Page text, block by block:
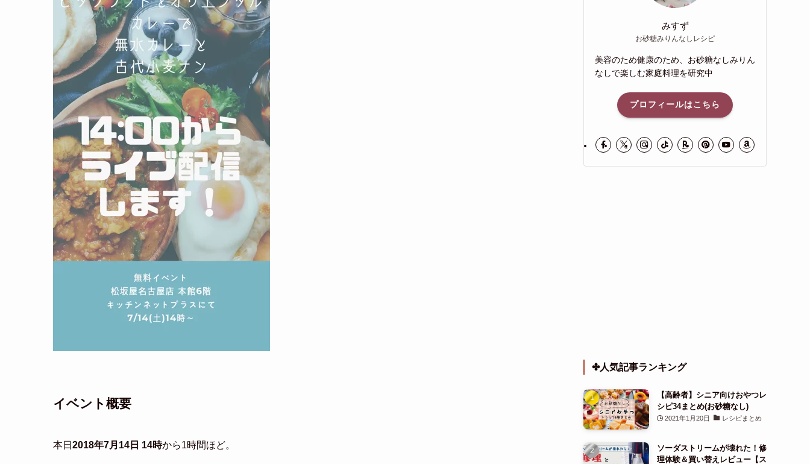
イベント概要
本日 2018年7月14日 14時から1時間ほど。
みすず
お砂糖みりんなしレシピ
美容のため健康のため、お砂糖なしみりん
なしで楽しむ家庭料理を研究中
プロフィールはこちら
✤人気記事ランキング
【高齢者】シニア向けおやつレ
シピ34まとめ(お砂糖なし)
2021年1月20日 レシピまとめ
ソーダストリームが壊れた！修
理体験＆買い替えレビュー【ス